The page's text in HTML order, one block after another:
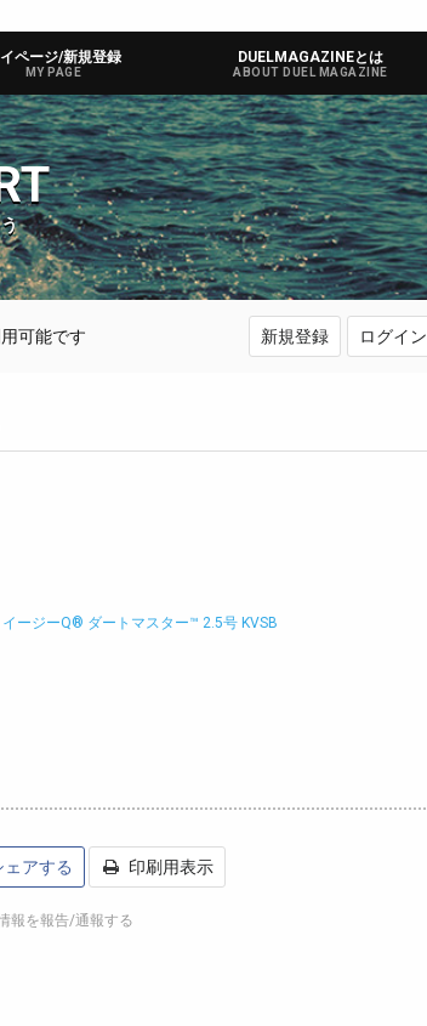
ページ/新規登録
MY PAGE
DUELMAGAZINEとは
ABOUT DUEL MAGAZINE
可能です 新規登録 ログイン
イージーQ® ダートマスター™ 2.5号 KVSB
ェアする 印刷用表示
報を報告/通報する